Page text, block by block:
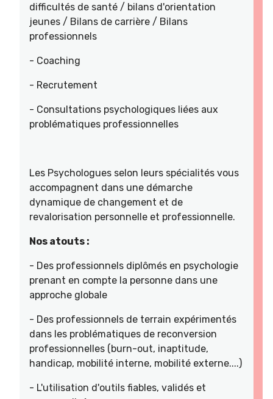
difficultés de santé / bilans d'orientation
jeunes / Bilans de carrière / Bilans
professionnels
- Coaching
- Recrutement
- Consultations psychologiques liées aux
problématiques professionnelles
Les Psychologues selon leurs spécialités vous
accompagnent dans une démarche
dynamique de changement et de
revalorisation personnelle et professionnelle.
Nos atouts :
- Des professionnels diplômés en psychologie
prenant en compte la personne dans une
approche globale
- Des professionnels de terrain expérimentés
dans les problématiques de reconversion
professionnelles (burn-out, inaptitude,
handicap, mobilité interne, mobilité externe....)
- L'utilisation d'outils fiables, validés et